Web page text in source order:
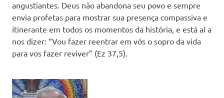
angustiantes. Deus não abandona seu povo e sempre
envia profetas para mostrar sua presença compassiva e
itinerante em todos os momentos da história, e está aí a
nos dizer: “Vou fazer reentrar em vós o sopro da vida
para vos fazer reviver” (Ez 37,5).